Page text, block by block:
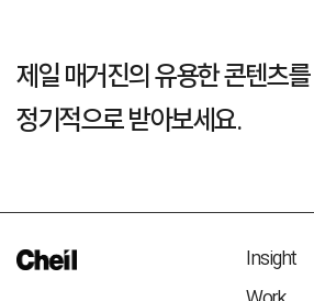
제일 매거진의 유용한 콘텐츠를
정기적으로 받아보세요.
Insight